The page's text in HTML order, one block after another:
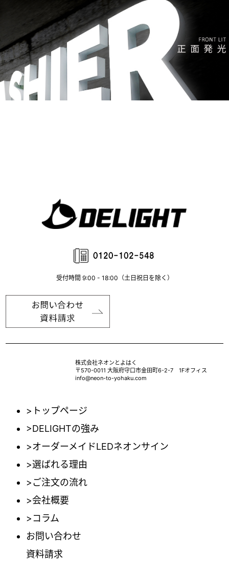
受付時間 9:00 - 18:00（土日祝日を除く）
株式会社ネオンとよはく
〒570-0011 大阪府守口市金田町6-2-7 1Fオフィス
info@neon-to-yohaku.com
>トップページ
>DELIGHTの強み
>オーダーメイドLEDネオンサイン
>選ばれる理由
>ご注文の流れ
>会社概要
>コラム
お問い合わせ
資料請求